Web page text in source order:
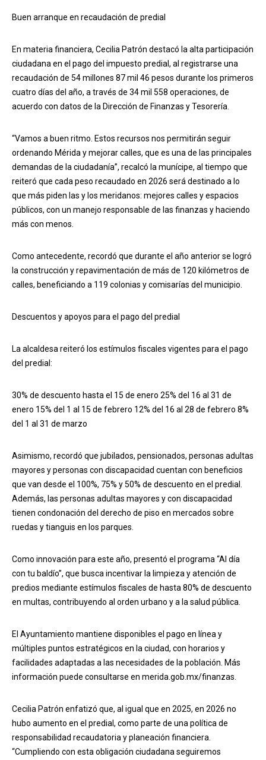
Buen arranque en recaudación de predial
En materia financiera, Cecilia Patrón destacó la alta participación
ciudadana en el pago del impuesto predial, al registrarse una
recaudación de 54 millones 87 mil 46 pesos durante los primeros
cuatro días del año, a través de 34 mil 558 operaciones, de
acuerdo con datos de la Dirección de Finanzas y Tesorería.
“Vamos a buen ritmo. Estos recursos nos permitirán seguir
ordenando Mérida y mejorar calles, que es una de las principales
demandas de la ciudadanía”, recalcó la munícipe, al tiempo que
reiteró que cada peso recaudado en 2026 será destinado a lo
que más piden las y los meridanos: mejores calles y espacios
públicos, con un manejo responsable de las finanzas y haciendo
más con menos.
Como antecedente, recordó que durante el año anterior se logró
la construcción y repavimentación de más de 120 kilómetros de
calles, beneficiando a 119 colonias y comisarías del municipio.
Descuentos y apoyos para el pago del predial
La alcaldesa reiteró los estímulos fiscales vigentes para el pago
del predial:
30% de descuento hasta el 15 de enero 25% del 16 al 31 de
enero 15% del 1 al 15 de febrero 12% del 16 al 28 de febrero 8%
del 1 al 31 de marzo
Asimismo, recordó que jubilados, pensionados, personas adultas
mayores y personas con discapacidad cuentan con beneficios
que van desde el 100%, 75% y 50% de descuento en el predial.
Además, las personas adultas mayores y con discapacidad
tienen condonación del derecho de piso en mercados sobre
ruedas y tianguis en los parques.
Como innovación para este año, presentó el programa “Al día
con tu baldío”, que busca incentivar la limpieza y atención de
predios mediante estímulos fiscales de hasta 80% de descuento
en multas, contribuyendo al orden urbano y a la salud pública.
El Ayuntamiento mantiene disponibles el pago en línea y
múltiples puntos estratégicos en la ciudad, con horarios y
facilidades adaptadas a las necesidades de la población. Más
información puede consultarse en merida.gob.mx/finanzas.
Cecilia Patrón enfatizó que, al igual que en 2025, en 2026 no
hubo aumento en el predial, como parte de una política de
responsabilidad recaudatoria y planeación financiera.
“Cumpliendo con esta obligación ciudadana seguiremos